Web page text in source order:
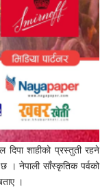
शाहीको प्रस्तुती रहने
छ । नेपाली साँस्कृतिक पर्वको
।